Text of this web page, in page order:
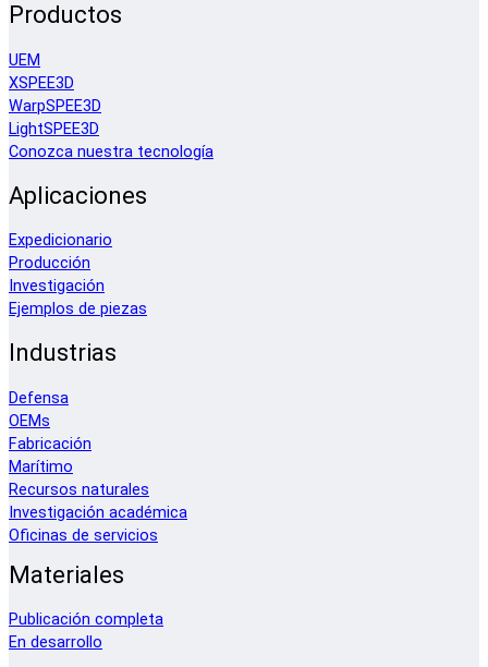
Productos
UEM
XSPEE3D
WarpSPEE3D
LightSPEE3D
Conozca nuestra tecnología
Aplicaciones
Expedicionario
Producción
Investigación
Ejemplos de piezas
Industrias
Defensa
OEMs
Fabricación
Marítimo
Recursos naturales
Investigación académica
Oficinas de servicios
Materiales
Publicación completa
En desarrollo